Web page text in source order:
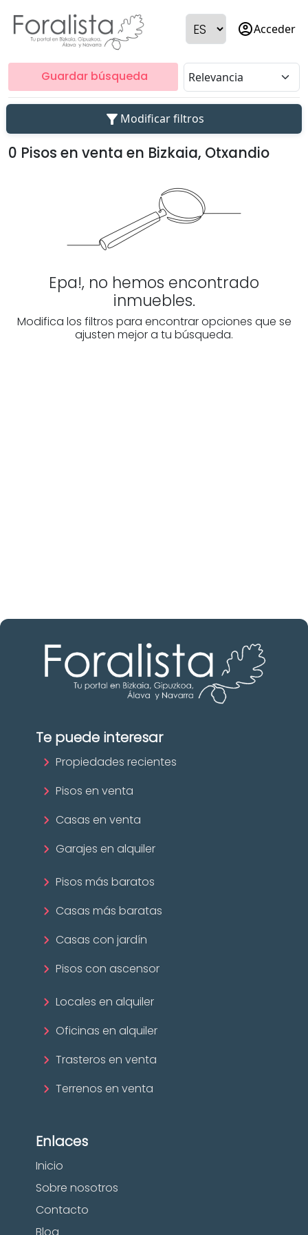
account_circleAcceder
Guardar búsqueda
filter_alt Modificar filtros
0 Pisos en venta en Bizkaia, Otxandio
Epa!, no hemos encontrado
inmuebles.
Modifica los filtros para encontrar opciones que se
ajusten mejor a tu búsqueda.
Te puede interesar
Propiedades recientes
Pisos en venta
Casas en venta
Garajes en alquiler
Pisos más baratos
Casas más baratas
Casas con jardín
Pisos con ascensor
Locales en alquiler
Oficinas en alquiler
Trasteros en venta
Terrenos en venta
Enlaces
Inicio
Sobre nosotros
Contacto